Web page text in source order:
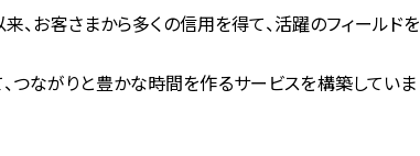
お客さまから多くの信用を得て、活躍のフィールドを
ながりと豊かな時間を作るサービスを構築していま